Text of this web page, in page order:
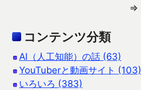
⇒
コンテンツ分類
AI（人工知能）の話 (63)
YouTuberと動画サイト (103)
いろいろ (383)